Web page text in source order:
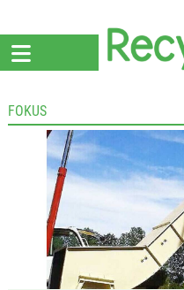
FOKUS